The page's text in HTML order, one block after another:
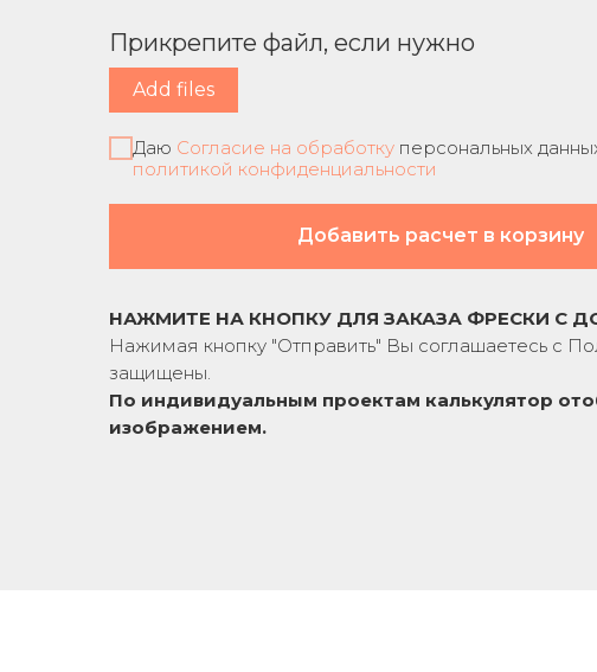
Прикрепите файл, если нужно
Add files
Даю Согласие на обработку персональных
политикой конфиденциальности
Добавить расчет в корзину
НАЖМИТЕ НА КНОПКУ ДЛЯ ЗАКАЗА ФРЕСКИ С
Нажимая кнопку "Отправить" Вы соглашаетесь с
защищены.
По индивидуальным проектам калькулятор
изображением.